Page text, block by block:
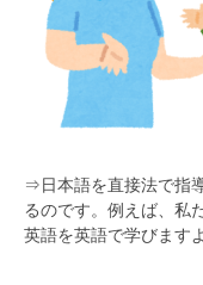
⇒日本語を直接法で指
るのです。例えば、私
英語を英語で学びます